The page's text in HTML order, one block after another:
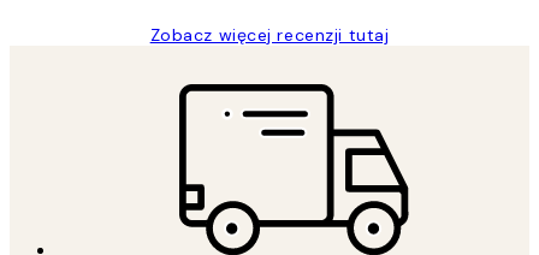
Zobacz więcej recenzji tutaj